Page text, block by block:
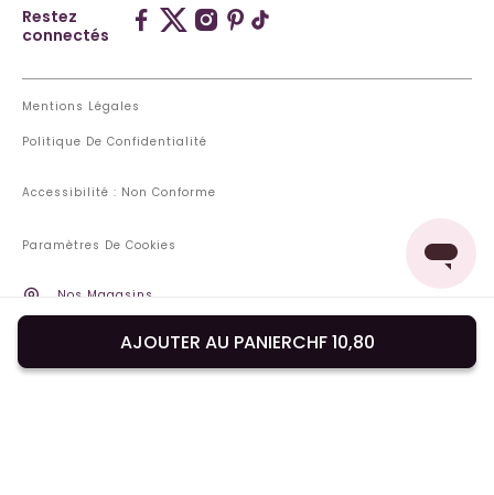
AJOUTER AU PANIERCHF 10,80
Restez
connectés
Mentions Légales
Politique De Confidentialité
Accessibilité : Non Conforme
Paramètres De Cookies
Nos Magasins
Pays De Livraison : Suisse